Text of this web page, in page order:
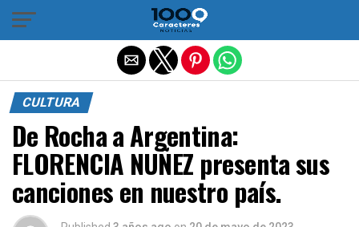
CULTURA
De Rocha a Argentina:
FLORENCIA NUÑEZ presenta sus
canciones en nuestro país.
Salir de la versión móvil